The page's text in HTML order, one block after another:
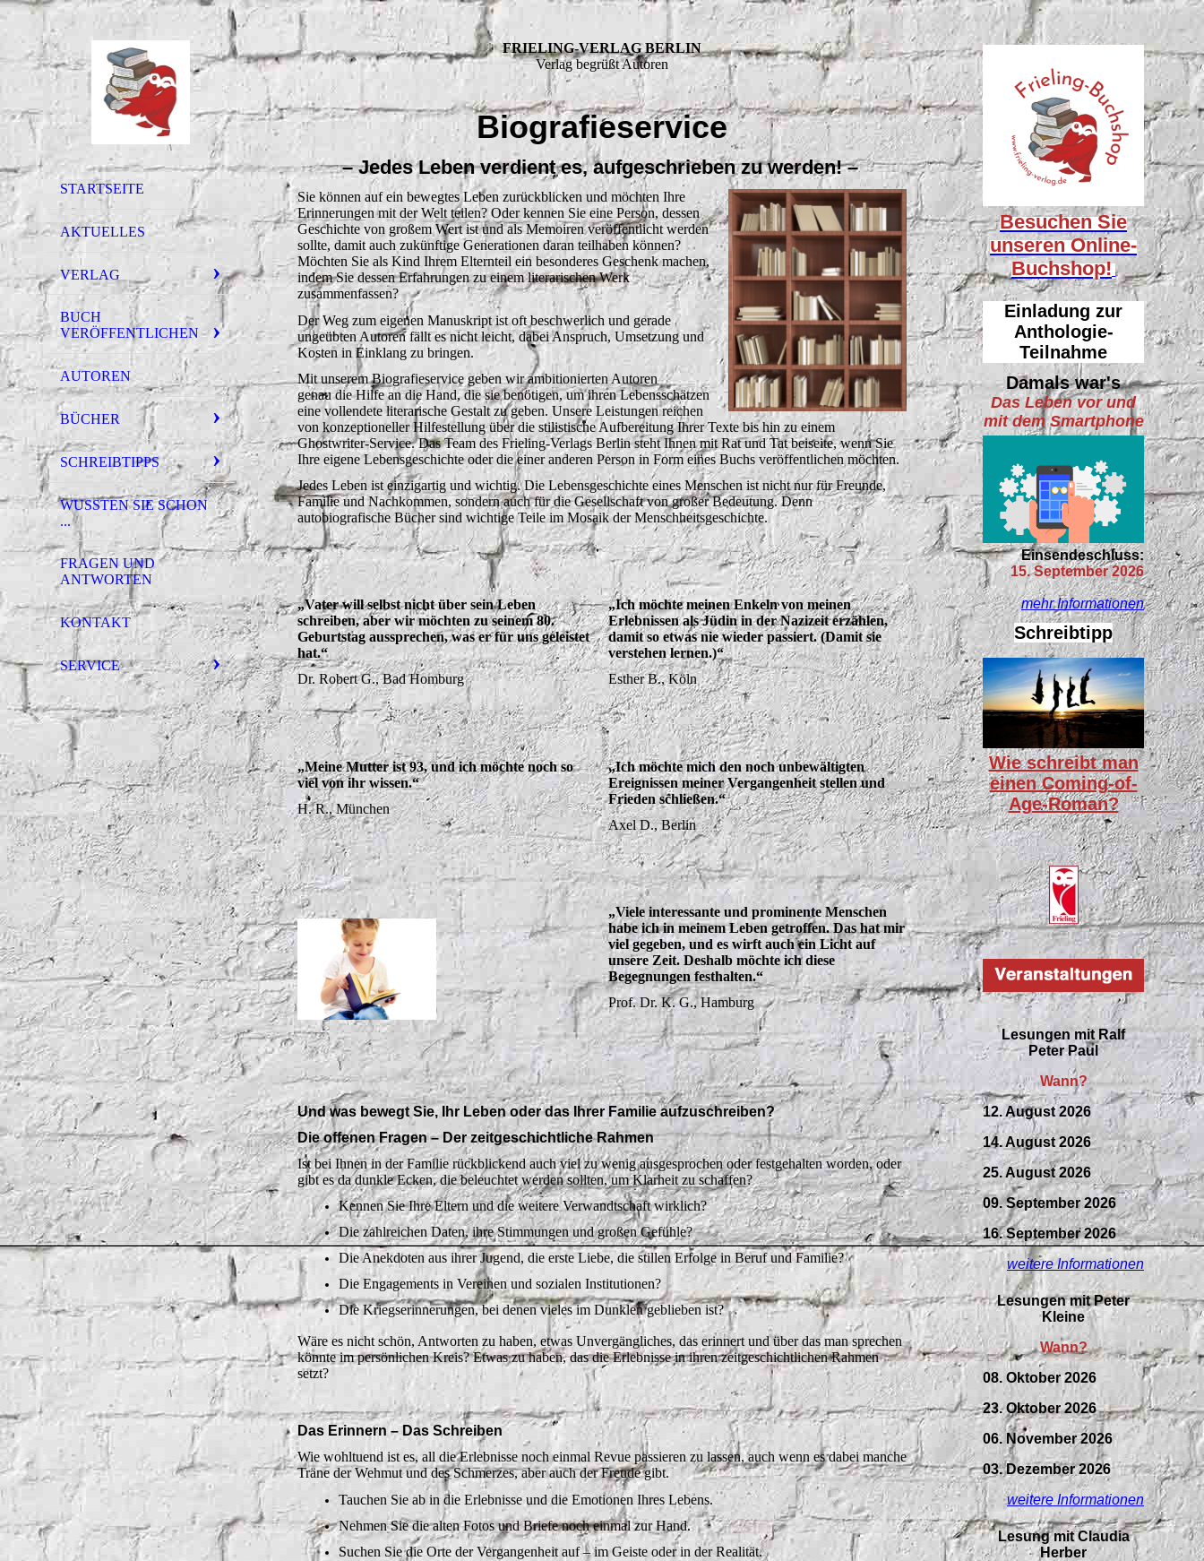
STARTSEITE
AKTUELLES
VERLAG
BUCH
VERÖFFENTLICHEN
AUTOREN
BÜCHER
SCHREIBTIPPS
WUSSTEN SIE SCHON
...
FRAGEN UND
ANTWORTEN
KONTAKT
SERVICE
FRIELING-VERLAG BERLIN
Verlag begrüßt Autoren
Biografieservice
– Jedes Leben verdient es, aufgeschrieben zu werden! –
Sie können auf ein bewegtes Leben zurückblicken und möchten Ihre
Erinnerungen mit der Welt teilen? Oder kennen Sie eine Person, dessen
Geschichte von großem Wert ist und als Memoiren veröffentlicht werden
sollte, damit auch zukünftige Generationen daran teilhaben können?
Möchten Sie als Kind Ihrem Elternteil ein besonderes Geschenk machen,
indem Sie dessen Erfahrungen zu einem literarischen Werk
zusammenfassen?
Der Weg zum eigenen Manuskript ist oft beschwerlich und gerade
ungeübten Autoren fällt es nicht leicht, dabei Anspruch, Umsetzung und
Kosten in Einklang zu bringen.
Mit unserem Biografieservice geben wir ambitionierten Autoren
genau die Hilfe an die Hand, die sie benötigen, um ihren Lebensschätzen
eine vollendete literarische Gestalt zu geben. Unsere Leistungen reichen
von konzeptioneller Hilfestellung über die stilistische Aufbereitung Ihrer Texte bis hin zu einem
Ghostwriter-Service. Das Team des Frieling-Verlags Berlin steht Ihnen mit Rat und Tat beiseite, wenn Sie
Ihre eigene Lebensgeschichte oder die einer anderen Person in Form eines Buchs veröffentlichen möchten.
Jedes Leben ist einzigartig und wichtig. Die Lebensgeschichte eines Menschen ist nicht nur für Freunde,
Familie und Nachkommen, sondern auch für die Gesellschaft von großer Bedeutung. Denn
autobiografische Bücher sind wichtige Teile im Mosaik der Menschheitsgeschichte.
„Vater will selbst nicht über sein Leben
schreiben, aber wir möchten zu seinem 80.
Geburtstag aussprechen, was er für uns geleistet
hat.“
Dr. Robert G., Bad Homburg
„Meine Mutter ist 93, und ich möchte noch so
viel von ihr wissen.“
H. R., München
„Ich möchte meinen Enkeln von meinen
Erlebnissen als Jüdin in der Nazizeit erzählen,
damit so etwas nie wieder passiert. (Damit sie
verstehen lernen.)“
Esther B., Köln
„Ich möchte mich den noch unbewältigten
Ereignissen meiner Vergangenheit stellen und
Frieden schließen.“
Axel D., Berlin
„Viele interessante und prominente Menschen
habe ich in meinem Leben getroffen. Das hat mir
viel gegeben, und es wirft auch ein Licht auf
unsere Zeit. Deshalb möchte ich diese
Begegnungen festhalten.“
Prof. Dr. K. G., Hamburg
Und was bewegt Sie, Ihr Leben oder das Ihrer Familie aufzuschreiben?
Die offenen Fragen – Der zeitgeschichtliche Rahmen
Ist bei Ihnen in der Familie rückblickend auch viel zu wenig ausgesprochen oder festgehalten worden, oder
gibt es da dunkle Ecken, die beleuchtet werden sollten, um Klarheit zu schaffen?
Kennen Sie Ihre Eltern und die weitere Verwandtschaft wirklich?
Die zahlreichen Daten, ihre Stimmungen und großen Gefühle?
Die Anekdoten aus ihrer Jugend, die erste Liebe, die stillen Erfolge in Beruf und Familie?
Die Engagements in Vereinen und sozialen Institutionen?
Die Kriegserinnerungen, bei denen vieles im Dunklen geblieben ist?
Wäre es nicht schön, Antworten zu haben, etwas Unvergängliches, das erinnert und über das man sprechen
könnte im persönlichen Kreis? Etwas zu haben, das die Erlebnisse in ihren zeitgeschichtlichen Rahmen
setzt?
Das Erinnern – Das Schreiben
Wie wohltuend ist es, all die Erlebnisse noch einmal Revue passieren zu lassen, auch wenn es dabei manche
Träne der Wehmut und des Schmerzes, aber auch der Freude gibt.
Tauchen Sie ab in die Erlebnisse und die Emotionen Ihres Lebens.
Nehmen Sie die alten Fotos und Briefe noch einmal zur Hand.
Suchen Sie die Orte der Vergangenheit auf – im Geiste oder in der Realität.
Besuchen Sie
unserenOnline-
Buchshop!
Einladung zur
Anthologie-
Teilnahme
Damals war's
Das Leben vor und
mit dem Smartphone
Einsendeschluss:
15. September 2026
mehr Informationen
Schreibtipp
Wie schreibt man
einen Coming-of-
Age-Roman?
Lesungen mit Ralf
Peter Paul
Wann?
12. August 2026
14. August 2026
25. August 2026
09.September2026
16. September 2026
weitere Informationen
Lesungen mit Peter
Kleine
Wann?
08. Oktober 2026
23. Oktober 2026
06. November 2026
03. Dezember 2026
weitere Informationen
Lesung mit Claudia
Herber